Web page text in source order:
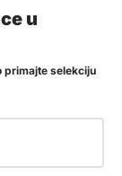
u
primajte selekciju